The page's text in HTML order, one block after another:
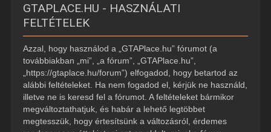
GTAPLACE.HU - HASZNÁLATI
FELTÉTELEK
Azzal, hogy használod a „GTAPlace.hu” fórumot (a
továbbiakban „mi”, „a fórum”, „GTAPlace.hu”,
„https://gtaplace.hu/forum”) elfogadod, hogy betartod az
alábbi feltételeket. Ha nem fogadod el, kérjük ne használd,
illetve ne is keresd fel a fórumot. A feltételeket bármikor
megváltoztathatjuk, és habár a lehető legtöbbet
megtesszük, hogy értesítsünk a változásról, érdemes